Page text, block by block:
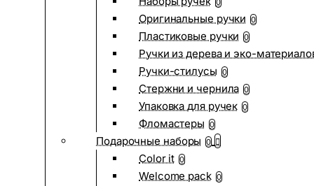
0
Оригинальные ручки 0
Пластиковые ручки 0
Ручки из дерева и эко-
Ручки-стилусы 0
Стержни и чернила 0
Упаковка для ручек 0
Фломастеры 0
Подарочные наборы 0
Color it 0
Welcome pack 0